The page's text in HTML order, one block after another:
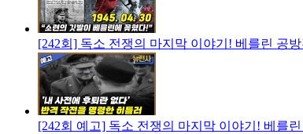
[242회] 독소 전쟁의 마지막 이야기! 베를린 공
[242회 예고] 독소 전쟁의 마지막 이야기! 베를